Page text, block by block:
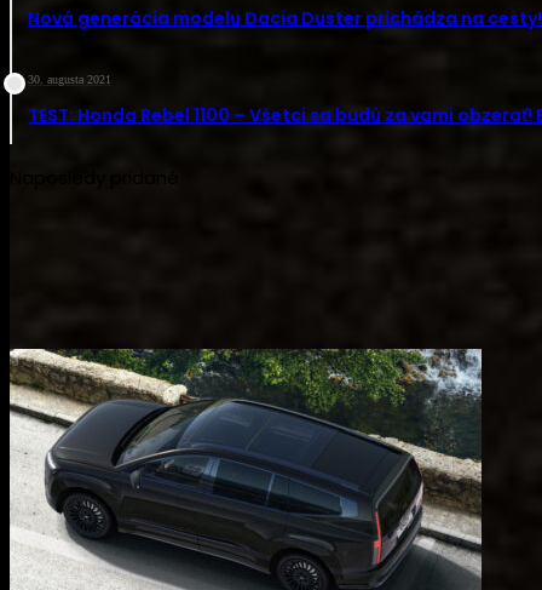
Nová generácia modelu Dacia Duster prichádza na
30. augusta 2021
TEST: Honda Rebel 1100 – Všetci sa budú za vami